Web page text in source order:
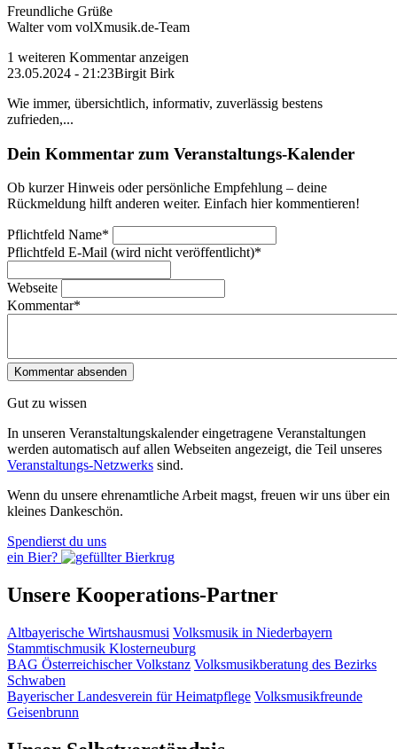
Freundliche Grüße
Walter vom volXmusik.de-Team
1 weiteren Kommentar anzeigen
23.05.2024 - 21:23Birgit Birk
Wie immer, übersichtlich, informativ, zuverlässig bestens
zufrieden,...
Dein Kommentar zum Veranstaltungs-Kalender
Ob kurzer Hinweis oder persönliche Empfehlung – deine
Rückmeldung hilft anderen weiter. Einfach hier kommentieren!
Pflichtfeld Name*
Pflichtfeld E-Mail (wird nicht veröffentlicht)*
Webseite
Kommentar*
Gut zu wissen
In unseren Veranstaltungskalender eingetragene Veranstaltungen
werden automatisch auf allen Webseiten angezeigt, die Teil unseres
Veranstaltungs-Netzwerks sind.
Wenn du unsere ehrenamtliche Arbeit magst, freuen wir uns über ein
kleines Dankeschön.
Spendierst du uns
ein Bier?
Unsere Kooperations-Partner
Altbayerische Wirtshausmusi Volksmusik in Niederbayern
Stammtischmusik Klosterneuburg
BAG Österreichischer Volkstanz Volksmusikberatung des Bezirks
Schwaben
Bayerischer Landesverein für Heimatpflege Volksmusikfreunde
Geisenbrunn